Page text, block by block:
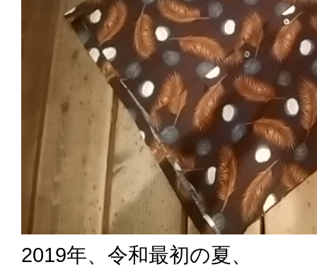
2019年、令和最初の夏、